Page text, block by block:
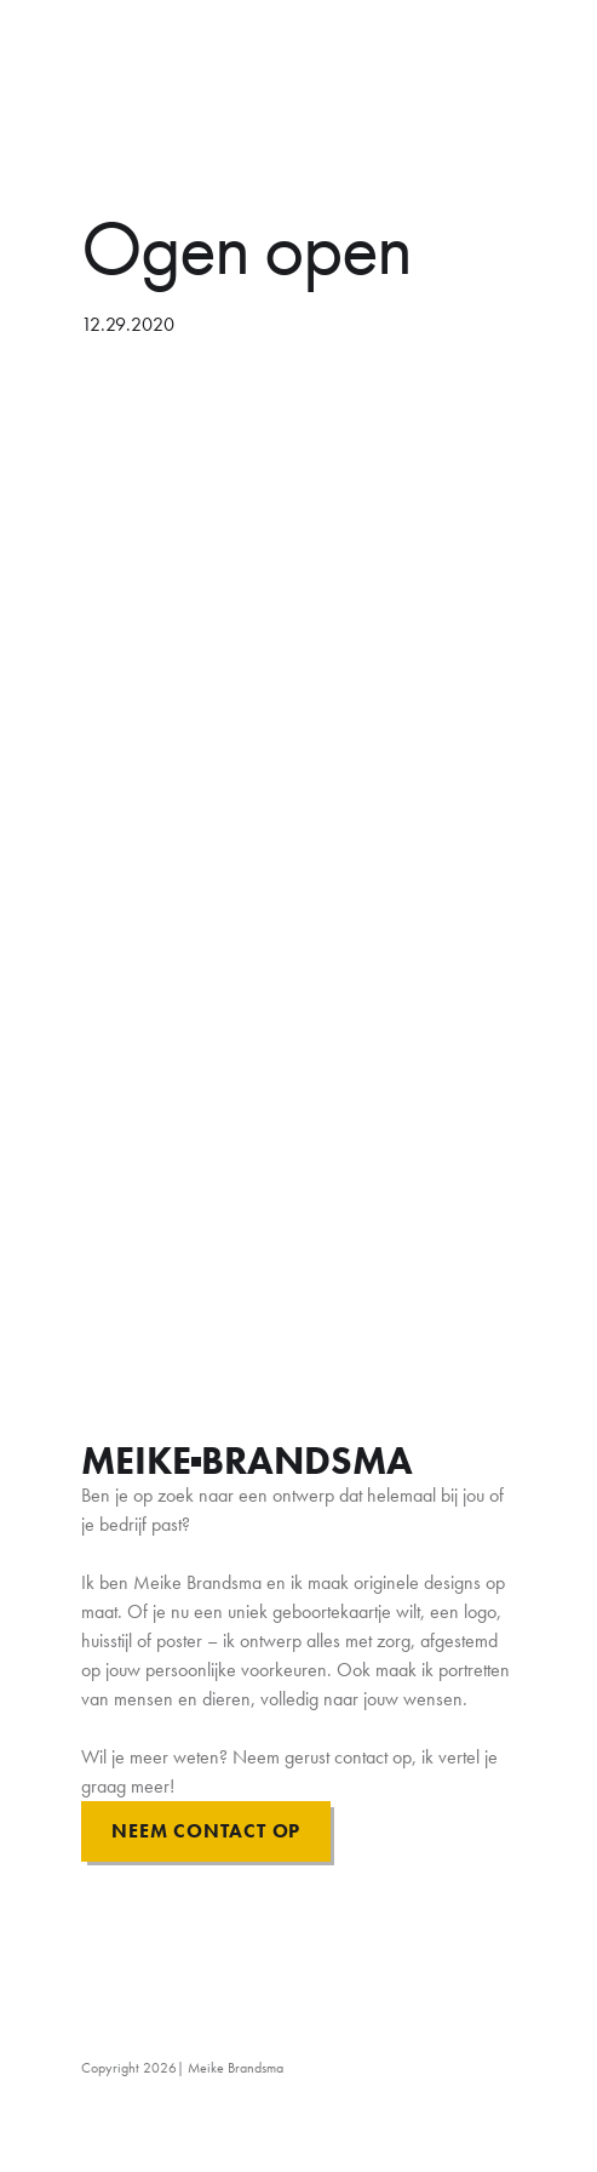
Ogen open
12.29.2020
MEIKE BRANDSMA
Ben je op zoek naar een ontwerp dat helemaal bij jou of
je bedrijf past?
Ik ben Meike Brandsma en ik maak originele designs op
maat. Of je nu een uniek geboortekaartje wilt, een logo,
huisstijl of poster – ik ontwerp alles met zorg, afgestemd
op jouw persoonlijke voorkeuren. Ook maak ik portretten
van mensen en dieren, volledig naar jouw wensen.
Wil je meer weten? Neem gerust contact op, ik vertel je
graag meer!
NEEM CONTACT OP
Copyright 2026| Meike Brandsma